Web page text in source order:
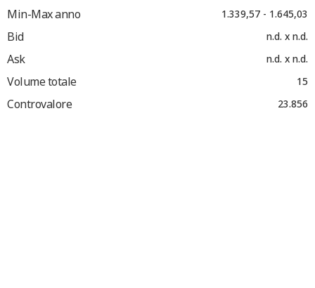
Min-Max anno 1.339,57 - 1.645,03
Bid n.d. x n.d.
Ask n.d. x n.d.
Volume totale 15
Controvalore 23.856